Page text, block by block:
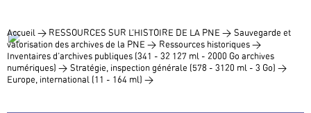
Accueil > RESSOURCES SUR L’HISTOIRE DE LA PNE > Sauvegarde et
valorisation des archives de la PNE > Ressources historiques >
Inventaires d’archives publiques (341 - 32 127 ml - 2000 Go archives
numériques) > Stratégie, inspection générale (578 - 3120 ml - 3 Go) >
Europe, international (11 - 164 ml) >